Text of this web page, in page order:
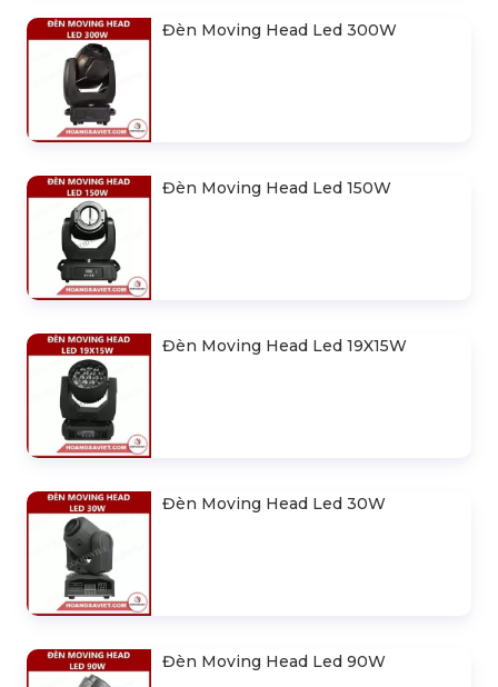
Đèn Moving Head Led 300W
Đèn Moving Head Led 150W
Đèn Moving Head Led 19X15W
Đèn Moving Head Led 30W
Đèn Moving Head Led 90W